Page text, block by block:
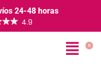
24-48 horas
0